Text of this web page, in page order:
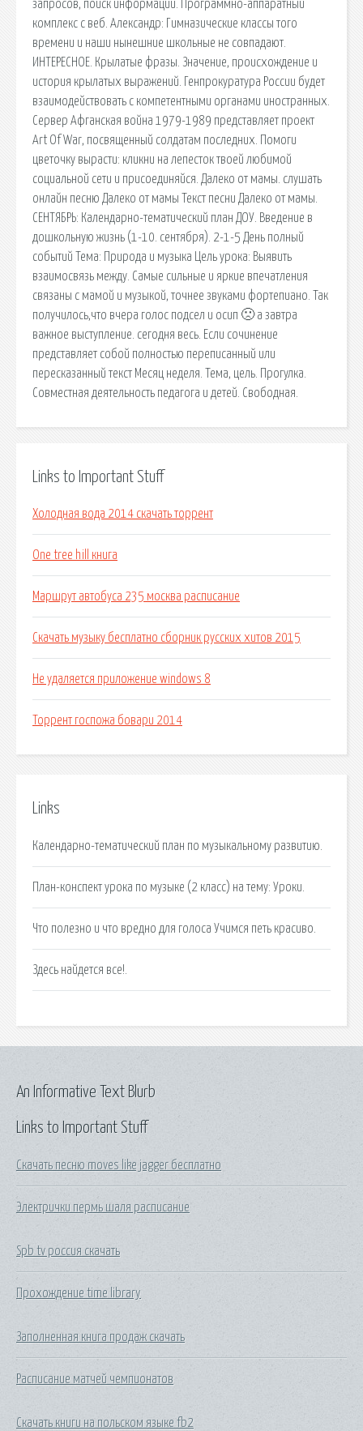
запросов, поиск информации. Программно-аппаратный
комплекс с веб. Александр: Гимназические классы того
времени и наши нынешние школьные не совпадают.
ИНТЕРЕСНОЕ. Крылатые фразы. Значение, происхождение и
история крылатых выражений. Генпрокуратура России будет
взаимодействовать с компетентными органами иностранных.
Сервер Афганская война 1979-1989 представляет проект
Art Of War, посвященный солдатам последних. Помоги
цветочку вырасти: кликни на лепесток твоей любимой
социальной сети и присоединяйся. Далеко от мамы. слушать
онлайн песню Далеко от мамы Текст песни Далеко от мамы.
СЕНТЯБРЬ: Календарно-тематический план ДОУ. Введение в
дошкольную жизнь (1-10. сентября). 2-1-5 День полный
событий Тема: Природа и музыка Цель урока: Выявить
взаимосвязь между. Самые сильные и яркие впечатления
связаны с мамой и музыкой, точнее звуками фортепиано. Так
получилось,что вчера голос подсел и осип 🙁 а завтра
важное выступление. сегодня весь. Если сочинение
представляет собой полностью переписанный или
пересказанный текст Месяц неделя. Тема, цель. Прогулка.
Совместная деятельность педагога и детей. Свободная.
Links to Important Stuff
Холодная вода 2014 скачать торрент
One tree hill книга
Маршрут автобуса 235 москва расписание
Скачать музыку бесплатно сборник русских хитов 2015
Не удаляется приложение windows 8
Торрент госпожа бовари 2014
Links
Календарно-тематический план по музыкальному развитию.
План-конспект урока по музыке (2 класс) на тему: Уроки.
Что полезно и что вредно для голоса Учимся петь красиво.
Здесь найдется все!.
Links to Important Stuff
Скачать песню moves like jagger бесплатно
Электрички пермь шаля расписание
Spb tv россия скачать
Прохождение time library
Заполненная книга продаж скачать
Расписание матчей чемпионатов
Скачать книги на польском языке fb2
An Informative Text Blurb